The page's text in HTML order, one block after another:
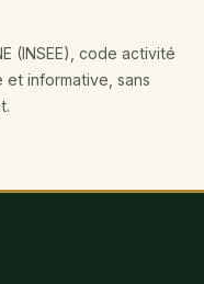
(INSEE), code activité
et informative, sans